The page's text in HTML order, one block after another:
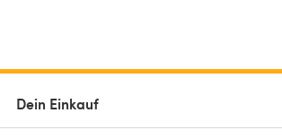
Dein Einkauf